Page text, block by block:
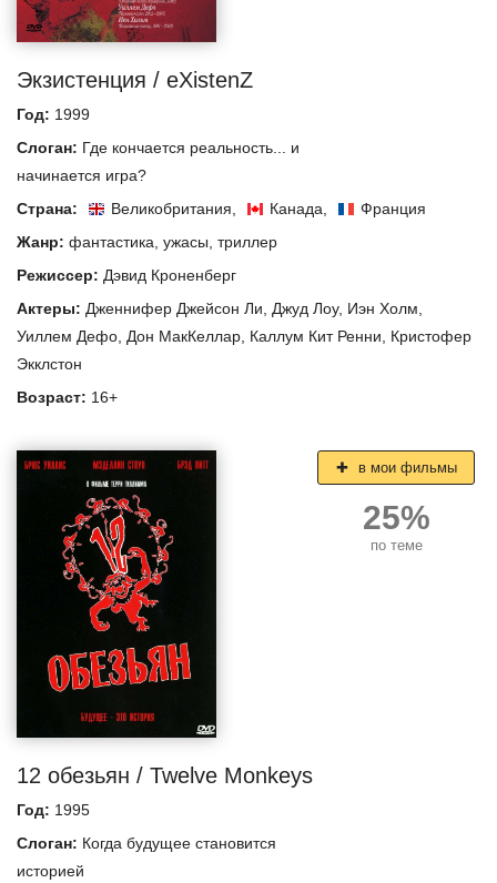
Экзистенция / eXistenZ
Год: 1999
Слоган: Где кончается реальность... и
начинается игра?
Страна:
Великобритания, Канада,
Франция
Жанр: фантастика, ужасы, триллер
Режиссер: Дэвид Кроненберг
Актеры: Дженнифер Джейсон Ли, Джуд Лоу, Иэн Холм,
Уиллем Дефо, Дон МакКеллар, Каллум Кит Ренни, Кристофер
Экклстон
Возраст: 16+
12 обезьян / Twelve Monkeys
Год: 1995
Слоган: Когда будущее становится
историей
в мои фильмы
25%
по теме